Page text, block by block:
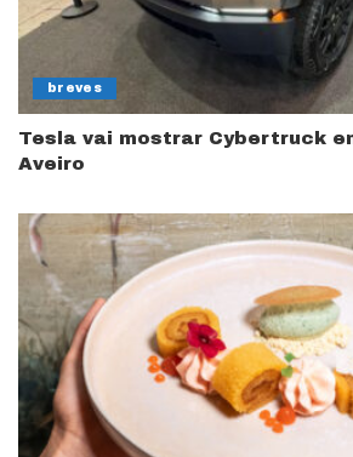
breves
Tesla vai mostrar Cybertruck
Aveiro